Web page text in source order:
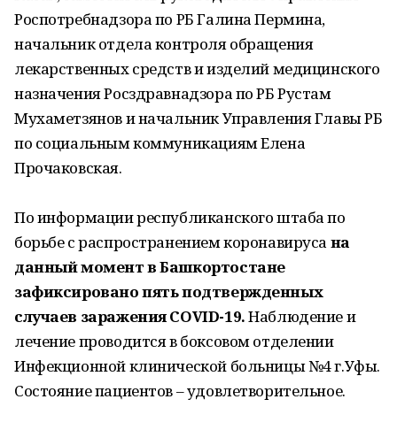
Роспотребнадзора по РБ Галина Пермина,
начальник отдела контроля обращения
лекарственных средств и изделий медицинского
назначения Росздравнадзора по РБ Рустам
Мухаметзянов и начальник Управления Главы РБ
по социальным коммуникациям Елена
Прочаковская.
По информации республиканского штаба по
борьбе с распространением коронавируса на
данный момент в Башкортостане
зафиксировано пять подтвержденных
случаев заражения COVID-19.Наблюдение и
лечение проводится в боксовом отделении
Инфекционной клинической больницы №4 г.Уфы.
Состояние пациентов – удовлетворительное.